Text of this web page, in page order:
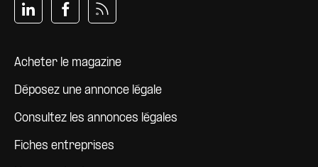
Pied de page
Acheter le magazine
Déposez une annonce légale
Consultez les annonces légales
Fiches entreprises